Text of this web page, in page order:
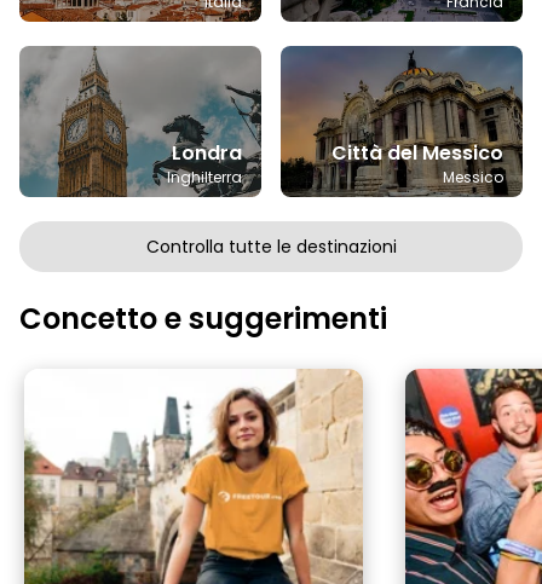
Londra
Inghilterra
Città del Messico
Messico
Controlla tutte le destinazioni
Concetto e suggerimenti